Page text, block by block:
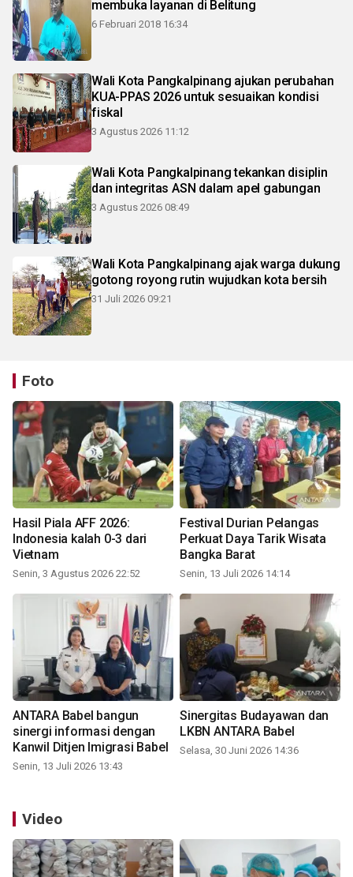
membuka layanan di Belitung
6 Februari 2018 16:34
Wali Kota Pangkalpinang ajukan perubahan
KUA-PPAS 2026 untuk sesuaikan kondisi
fiskal
3 Agustus 2026 11:12
Wali Kota Pangkalpinang tekankan disiplin
dan integritas ASN dalam apel gabungan
3 Agustus 2026 08:49
Wali Kota Pangkalpinang ajak warga dukung
gotong royong rutin wujudkan kota bersih
31 Juli 2026 09:21
Foto
Hasil Piala AFF 2026:
Indonesia kalah 0-3 dari
Vietnam
Senin, 3 Agustus 2026 22:52
Festival Durian Pelangas
Perkuat Daya Tarik Wisata
Bangka Barat
Senin, 13 Juli 2026 14:14
ANTARA Babel bangun
sinergi informasi dengan
Kanwil Ditjen Imigrasi Babel
Senin, 13 Juli 2026 13:43
Sinergitas Budayawan dan
LKBN ANTARA Babel
Selasa, 30 Juni 2026 14:36
Video